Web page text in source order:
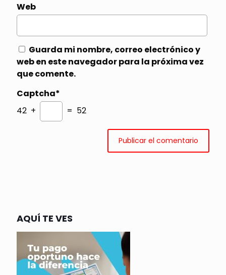
Web
Guarda mi nombre, correo electrónico y
web en este navegador para la próxima vez
que comente.
Captcha*
42 +
= 52
AQUÍ TE VES